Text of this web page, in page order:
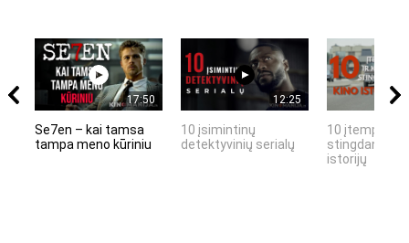
17:50
Se7en – kai tamsa
tampa meno kūriniu
12:25
10 įsimintinų
detektyvinių serialų
10 įtemptų,
stingdančių
istorijų